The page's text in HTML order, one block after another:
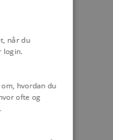
når du
login.
hvordan du
ofte og